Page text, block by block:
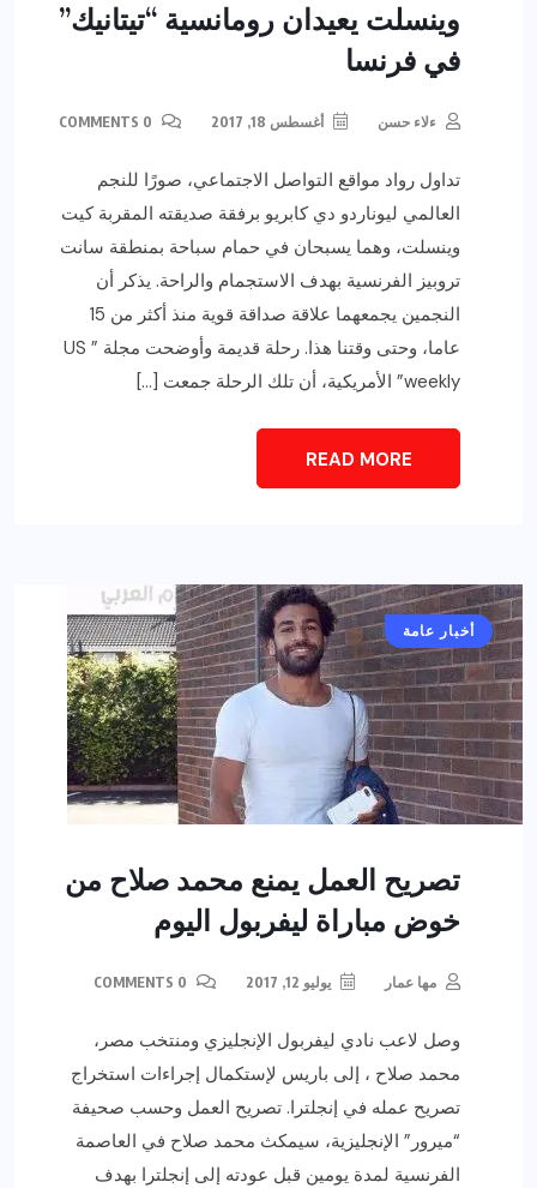
وينسلت يعيدان رومانسية “تيتانيك”
في فرنسا
ءلاء حسن أغسطس 18, 2017
تداول رواد مواقع التواصل الاجتماعي، صورًا للنجم
العالمي ليوناردو دي كابريو برفقة صديقته المقربة كيت
وينسلت، وهما يسبحان في حمام سباحة بمنطقة سانت
تروبيز الفرنسية بهدف الاستجمام والراحة. يذكر أن
النجمين يجمعهما علاقة صداقة قوية منذ أكثر من 15
عاما، وحتى وقتنا هذا. رحلة قديمة وأوضحت مجلة ” US
weekly” الأمريكية، أن تلك الرحلة جمعت […]
READ MORE
أخبار عامة
تصريح العمل يمنع محمد صلاح من
خوض مباراة ليفربول اليوم
مها عمار يوليو 12, 2017
وصل لاعب نادي ليفربول الإنجليزي ومنتخب مصر،
محمد صلاح ، إلى باريس لإستكمال إجراءات استخراج
تصريح عمله في إنجلترا. تصريح العمل وحسب صحيفة
“ميرور” الإنجليزية، سيمكث محمد صلاح في العاصمة
الفرنسية لمدة يومين قبل عودته إلى إنجلترا بهدف